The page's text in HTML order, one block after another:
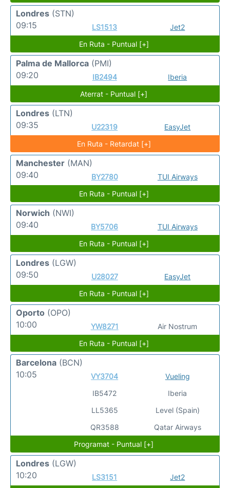
Londres (STN)
09:15
LS1513
Jet2
En Ruta - Puntual [+]
Palma de Mallorca (PMI)
09:20
IB2494
Iberia
Aterrat - Puntual [+]
Londres (LTN)
09:35
U22319
EasyJet
En Ruta - Retardat [+]
Manchester (MAN)
09:40
BY2780
TUI Airways
En Ruta - Puntual [+]
Norwich (NWI)
09:40
BY5706
TUI Airways
En Ruta - Puntual [+]
Londres (LGW)
09:50
U28027
EasyJet
En Ruta - Puntual [+]
Oporto (OPO)
10:00
YW8271
Air Nostrum
En Ruta - Puntual [+]
Barcelona (BCN)
10:05
VY3704
IB5472
LL5365
QR3588
Vueling
Iberia
Level (Spain)
Qatar Airways
Programat - Puntual [+]
Londres (LGW)
10:20
LS3151
Jet2